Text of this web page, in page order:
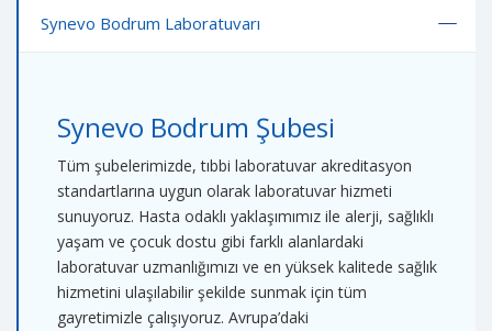
Synevo Bodrum Laboratuvarı
Synevo Bodrum Şubesi
Tüm şubelerimizde, tıbbi laboratuvar akreditasyon
standartlarına uygun olarak laboratuvar hizmeti
sunuyoruz. Hasta odaklı yaklaşımımız ile alerji, sağlıklı
yaşam ve çocuk dostu gibi farklı alanlardaki
laboratuvar uzmanlığımızı ve en yüksek kalitede sağlık
hizmetini ulaşılabilir şekilde sunmak için tüm
gayretimizle çalışıyoruz. Avrupa’daki